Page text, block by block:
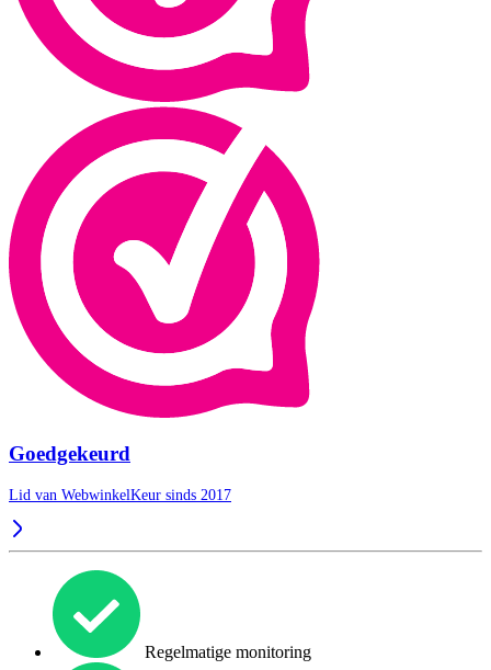
Goedgekeurd
Lid van WebwinkelKeur sinds 2017
Regelmatige monitoring